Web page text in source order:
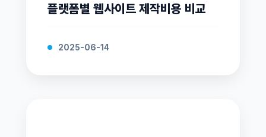
플랫폼별 웹사이트 제작비용 비교
2025-06-14